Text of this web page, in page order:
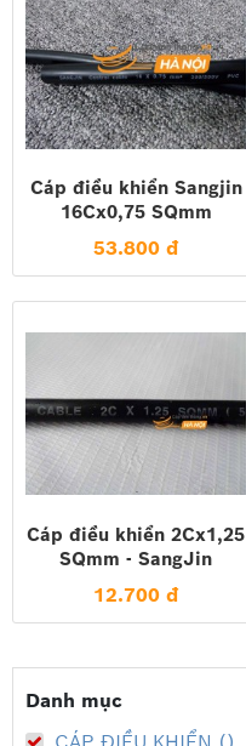
Cáp điều khiển Sangjin
16Cx0,75 SQmm
53.800 đ
Cáp điều khiển 2Cx1,25
SQmm - SangJin
12.700 đ
Danh mục